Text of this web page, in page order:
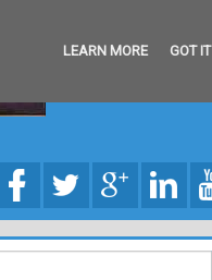
LEARN MORE GOT IT